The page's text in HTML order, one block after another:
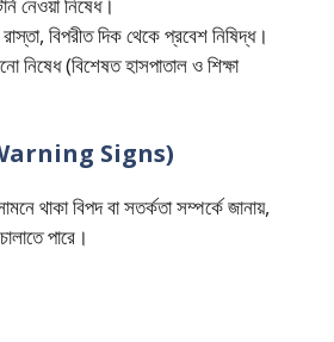
বিপরীত দিক থেকে প্রবেশ নিষিদ্ধ।
নিষেধ (বিশেষত হাসপাতাল ও শিক্ষা
(Warning Signs)
থাকা বিপদ বা সতর্কতা সম্পর্কে জানায়,
পারে।